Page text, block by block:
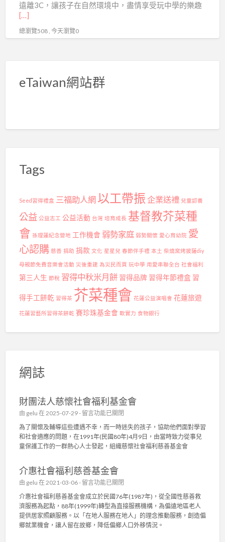
假
遠離3C，讓孩子在自然環境中，盡情享受玩中學的樂趣
[…]
總瀏覽508 , 今天瀏覽0
eTaiwan網站群
Tags
Seed習得禮盒 三福助人網 以工帶振 企業送禮 兒童認養
公益 公益志工 公益活動 台灣 培育成長 基督教芥菜種
會 孫理蓮紀念營地 工作機會 弱勢家庭 弱勢關懷 愛心育幼院 愛
心認購 慈善 捐助 捐款 文化 星星兒 春節伴手禮 本土 柴燒窯烤披薩diy
母親節免費音樂會活動 災後重建 為災民而買 玩中學 用愛串聯全台 社會福利
第三人生 節稅 習得中秋米月餅 習得品牌 習得年節禮盒 習
得手工餅乾 習得茶 芥菜種會 花蓮公益演唱會 花蓮旅遊
花蓮習藝所習得茶餅乾 賽珍珠基金會 軟實力 食物銀行
網誌
財團法人慈懷社會福利基金會
由 gelu 在 2025-07-29 - 在
〈
財
團
法
慈
懷
會
福
利
基
留言功能已關閉
為了關懷及輔導這些遭遇不幸，而一時迷失的孩子，協助他們面對學習
和社會適應的問題，在1991年(民國80年)4月9日，由當時致力從事兒
童保護工作的一群熱心人士發起，組織慈懷社會福利慈善基金會
介惠社會福利慈善基金會
由 gelu 在 2021-03-06 - 在
〈
介
惠
社
會
留言功能已關閉
介惠社會福利慈善基金會成立於民國76年(1987年)，從全國性慈善救
濟服務為起點，88年(1999年)轉型為直接服務機構，為偏遠地區老人
提供居家照顧服務。以「在地人服務在地人」的理念推動服務，創造偏
鄉就業機會，讓人留在故鄉，降低偏鄉人口外移情況。